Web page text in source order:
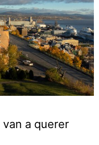
a querer